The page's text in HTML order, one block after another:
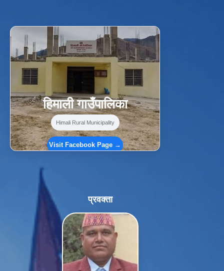
f Facebook ⋯
हिमाली गाउँपालिका
Himali Rural Municipality
Visit Facebook Page →
प्रवक्ता